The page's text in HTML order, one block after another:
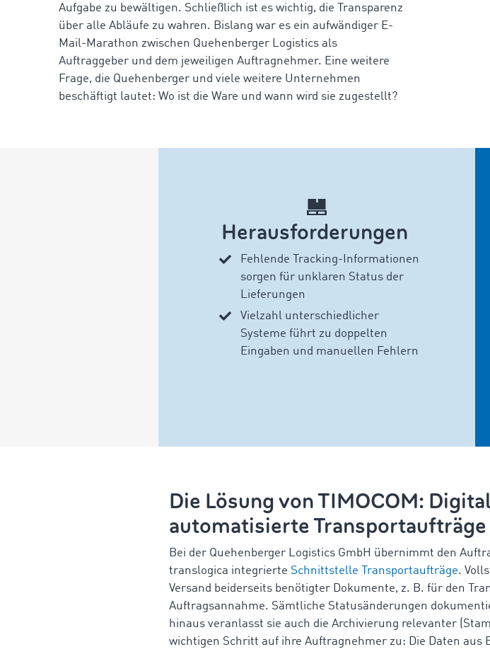
Aufgabe zu bewältigen. Schließlich ist es wichtig, die Transparenz
über alle Abläufe zu wahren. Bislang war es ein aufwändiger E-
Mail-Marathon zwischen Quehenberger Logistics als
Auftraggeber und dem jeweiligen Auftragnehmer. Eine weitere
Frage, die Quehenberger und viele weitere Unternehmen
beschäftigt lautet: Wo ist die Ware und wann wird sie zugestellt?
Herausforderungen
Fehlende Tracking-Informationen
sorgen für unklaren Status der
Lieferungen
Vielzahl unterschiedlicher
Systeme führt zu doppelten
Eingaben und manuellen Fehlern
Die Lösung von TIMOCOM:
automatisierte
Bei der Quehenberger Logistics GmbH übernimmt den
translogica integrierte Schnittstelle Transportaufträge.
Versand beiderseits benötigter Dokumente, z. B. für den
Auftragsannahme. Sämtliche Statusänderungen
hinaus veranlasst sie auch die Archivierung relevanter
wichtigen Schritt auf ihre Auftragnehmer zu: Die Daten aus